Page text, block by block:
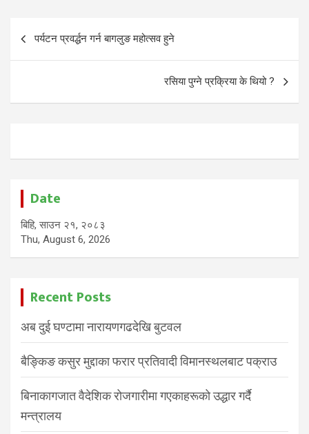
Post
navigation
पर्यटन प्रवर्द्धन गर्न बागलुङ महोत्सव हुने
रसिया पुग्ने प्रक्रिया के थियो ?
Date
बिहि, साउन २१, २०८३
Thu, August 6, 2026
Recent Posts
अब दुई घण्टामा नारायणगढदेखि बुटवल
बैङ्किङ कसुर मुद्दाका फरार प्रतिवादी विमानस्थलबाट पक्राउ
बिनाकागजात वैदेशिक रोजगारीमा गएकाहरूको उद्धार गर्दै
मन्त्रालय